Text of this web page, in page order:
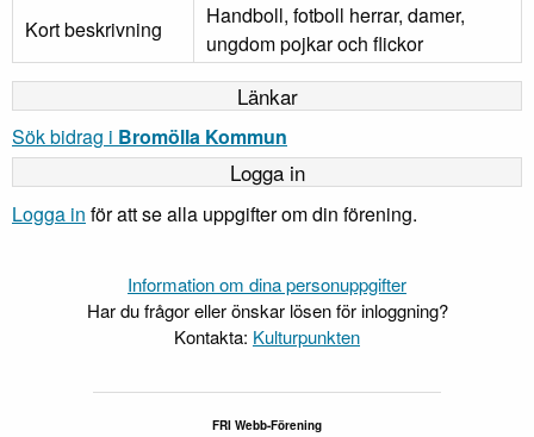
Kort beskrivning
Handboll, fotboll herrar, damer,
ungdom pojkar och flickor
Länkar
Sök bidrag i Bromölla Kommun
Logga in
Logga in för att se alla uppgifter om din förening.
Information om dina personuppgifter
Har du frågor eller önskar lösen för inloggning?
Kontakta: Kulturpunkten
FRI Webb-Förening